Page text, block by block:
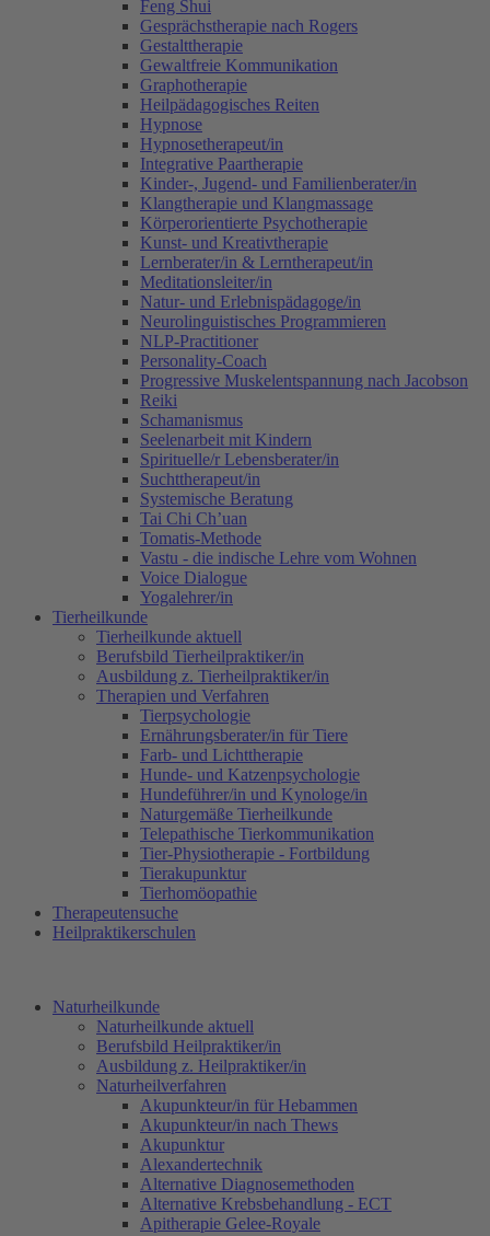
Feng Shui
Gesprächstherapie nach Rogers
Gestalttherapie
Gewaltfreie Kommunikation
Graphotherapie
Heilpädagogisches Reiten
Hypnose
Hypnosetherapeut/in
Integrative Paartherapie
Kinder-, Jugend- und Familienberater/in
Klangtherapie und Klangmassage
Körperorientierte Psychotherapie
Kunst- und Kreativtherapie
Lernberater/in & Lerntherapeut/in
Meditationsleiter/in
Natur- und Erlebnispädagoge/in
Neurolinguistisches Programmieren
NLP-Practitioner
Personality-Coach
Progressive Muskelentspannung nach Jacobson
Reiki
Schamanismus
Seelenarbeit mit Kindern
Spirituelle/r Lebensberater/in
Suchttherapeut/in
Systemische Beratung
Tai Chi Ch’uan
Tomatis-Methode
Vastu - die indische Lehre vom Wohnen
Voice Dialogue
Yogalehrer/in
Tierheilkunde
Tierheilkunde aktuell
Berufsbild Tierheilpraktiker/in
Ausbildung z. Tierheilpraktiker/in
Therapien und Verfahren
Tierpsychologie
Ernährungsberater/in für Tiere
Farb- und Lichttherapie
Hunde- und Katzenpsychologie
Hundeführer/in und Kynologe/in
Naturgemäße Tierheilkunde
Telepathische Tierkommunikation
Tier-Physiotherapie - Fortbildung
Tierakupunktur
Tierhomöopathie
Therapeutensuche
Heilpraktikerschulen
Naturheilkunde
Naturheilkunde aktuell
Berufsbild Heilpraktiker/in
Ausbildung z. Heilpraktiker/in
Naturheilverfahren
Akupunkteur/in für Hebammen
Akupunkteur/in nach Thews
Akupunktur
Alexandertechnik
Alternative Diagnosemethoden
Alternative Krebsbehandlung - ECT
Apitherapie Gelee-Royale